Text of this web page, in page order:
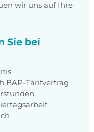
wir uns auf Ihre
Sie bei
BAP-Tarifvertrag